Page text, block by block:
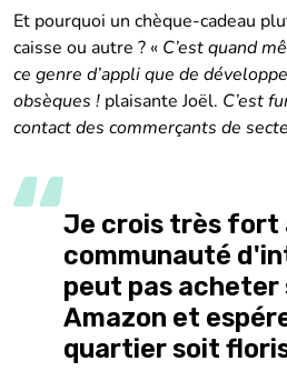
Et pourquoi un chèque-cadeau
caisse ou autre ? « C’est quand
ce genre d’appli que de
obsèques ! plaisante Joël. C’est
contact des commerçants de
Je crois très fort
communauté
peut pas acheter
Amazon et
quartier soit